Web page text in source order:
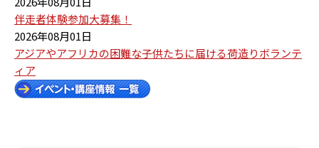
伴走者体験参加大募集！
2026年08月01日
アジアやアフリカの困難な子供たちに届ける荷造りボランテ
ィア